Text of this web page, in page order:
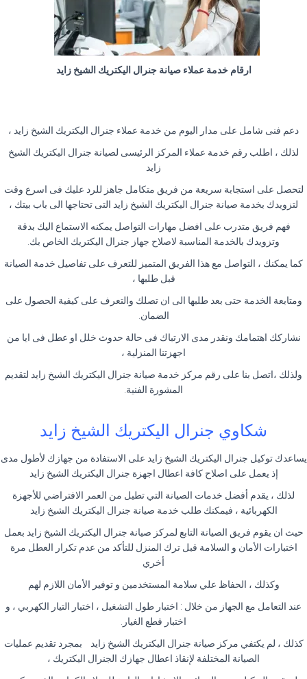
ارقام خدمة عملاء صيانة جنرال اليكتريك الشيخ زايد
دعم فنى شامل على مدار اليوم من خدمة عملاء جنرال اليكتريك الشيخ زايد ،
لذلك ، اطلب رقم خدمة عملاء المركز الرئيسى لصيانة جنرال اليكتريك الشيخ
زايد
لتحصل على استجابة سريعة من فريق متكامل جاهز للرد عليك فى اسرع وقت
لتزويدك بخدمة صيانة جنرال اليكتريك الشيخ زايد التى تحتاجها الى باب بيتك ،
فهم فريق متدرب على افضل مهارات التواصل يمكنه الاستماع اليك بدقة
وتزويدك بالخدمة المناسبة لاصلاح جهاز جنرال اليكتريك الخاص بك
كما يمكنك ، التواصل مع هذا الفريق المتميز للتعرف على تفاصيل خدمة الصيانة
قبل طلبها ،
ومتابعة الخدمة حتى بعد طلبها الى ان تصلك والتعرف على كيفية الحصول على
الضمان
نشاركك اهتمامك ونقدر مدى الارتباك فى حالة حدوث خلل او عطل فى ايا من
اجهزتنا المنزلية ،
ولذلك ،اتصل بنا على رقم مركز خدمة صيانة جنرال اليكتريك الشيخ زايد لتقديم
المشورة الفنية
شكاوي جنرال اليكتريك الشيخ زايد
يساعدك توكيل جنرال اليكتريك الشيخ زايد على الاستفادة من جهازك لأطول مدى
إذ يعمل على اصلاح كافة اعطال اجهزة جنرال اليكتريك الشيخ زايد
لذلك ، يقدم أفضل خدمات الصيانة التي تطيل من العمر الافتراضي للأجهزة
الكهربائية ، فيمكنك طلب خدمة صيانة جنرال اليكتريك الشيخ زايد
حيث ان يقوم فريق الصيانة التابع لمركز صيانة جنرال اليكتريك الشيخ زايد بعمل
اختبارات الأمان و السلامة قبل ترك المنزل للتأكد من عدم تكرار العطل مرة
أخري
وكذلك ، الحفاظ علي سلامة المستخدمين و توفير الأمان اللازم لهم
عند التعامل مع الجهاز من خلال : اختبار طول التشغيل ، اختبار التيار الكهربي ، و
اختبار قطع الغيار
كذلك ، لم يكتفي مركز صيانة جنرال اليكتريك الشيخ زايد بمجرد تقديم عمليات
الصيانة المختلفة لإنقاذ اعطال جهازك الجنرال اليكتريك ،